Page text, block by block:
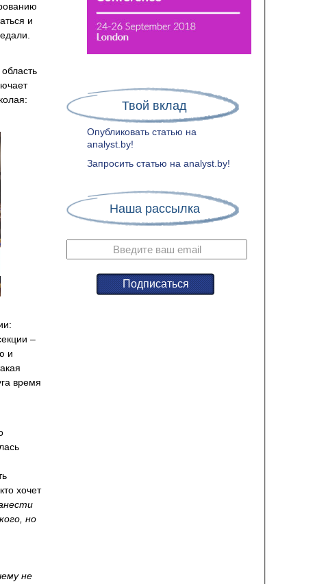
и
–
и
время
хочет
но
не
Твой вклад
Опубликовать статью на
analyst.by!
Запросить статью на analyst.by!
Наша рассылка